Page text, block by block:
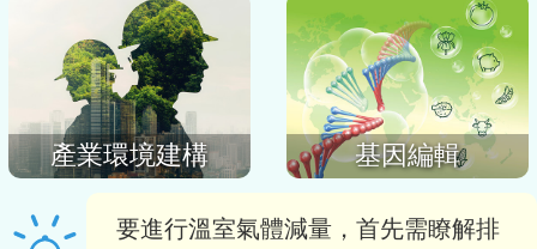
產業環境建構 基因編輯
要進行溫室氣體減量，首先需瞭解排